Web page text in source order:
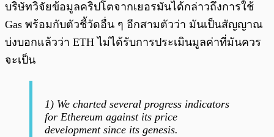
บริษัทวิจัยข้อมูลคริปโตจากเยอรมันได้กล่าวถึงการใช้
Gas พร้อมกับตัวชี้วัดอื่น ๆ อีกสามตัวว่า มันเป็นสัญญาณ
บ่งบอกแล้วว่า ETH ไม่ได้รับการประเมินมูลค่าที่มันควร
จะเป็น
1) We charted several progress indicators
for Ethereum against its price
development since its genesis.